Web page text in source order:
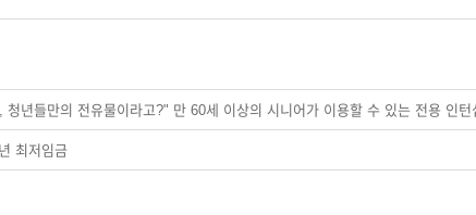
청년들만의 전유물이라고?" 만 60세 이상의 시니어가 이용할 수 있는 전용 인턴
최저임금